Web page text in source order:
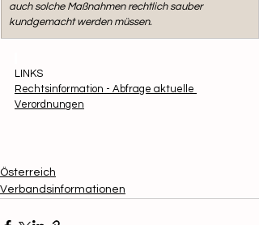
auch solche Maßnahmen rechtlich sauber
kundgemacht werden müssen.
LINKS
Rechtsinformation - Abfrage aktuelle
Verordnungen
Österreich
Verbandsinformationen